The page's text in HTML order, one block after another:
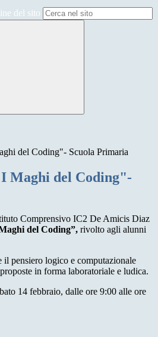
del sito
del Coding"- Scuola Primaria
Maghi del Coding"-
Comprensivo IC2 De Amicis Diaz
del Coding”, rivolto agli alunni
pensiero logico e computazionale
in forma laboratoriale e ludica.
14 febbraio, dalle ore 9:00 alle ore